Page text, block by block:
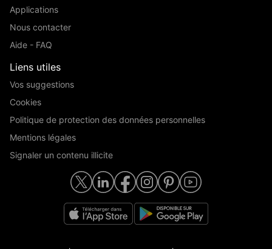
Applications
Nous contacter
Aide - FAQ
Liens utiles
Vos suggestions
Cookies
Politique de protection des données personnelles
Mentions légales
Signaler un contenu illicite